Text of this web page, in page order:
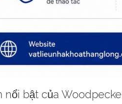
nổi bật của